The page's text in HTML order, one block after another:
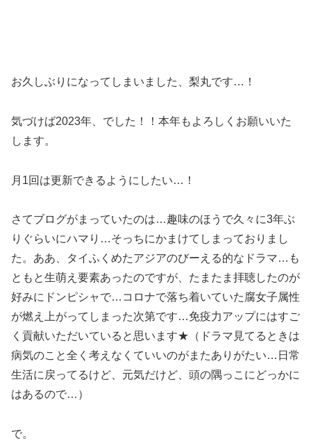
お久しぶりになってしまいました、梨丸です…！
気づけば2023年、でした！！本年もよろしくお願いいた
します。
月1回は更新できるようにしたい…！
さてブログがまっていたのは…趣味のほうで久々に3年ぶ
りぐらいにハマり…そっちにかまけてしまっておりまし
た。ああ、タイふくめたアジアのびーえる的なドラマ…も
ともと生萌え要素あったのですが、たまたま拝聴したのが
好みにドンピシャで…コロナで落ち着いていた腐女子属性
が燃え上がってしまった次第です…免疫力アップにはすご
く貢献いただいていると思います★（ドラマ見てるときは
病気のこと全く考えなくていいのがまたありがたい…日常
生活に戻ってるけど、元気だけど、頭の隅っこにどっかに
はあるので…）
で。